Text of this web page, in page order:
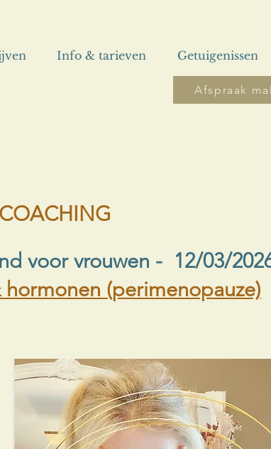
Info & tarieven Getuigenissen
Afspraak
voor vrouwen - 12/03/
hormonen (perimenopauze)